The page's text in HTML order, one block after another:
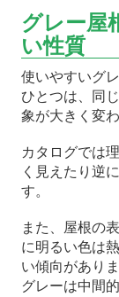
グレー屋
い性質
使いやすいグ
ひとつは、同
象が大きく変
カタログでは
く見えたり逆
す。
また、屋根の
に明るい色は
い傾向がありま
グレーは中間